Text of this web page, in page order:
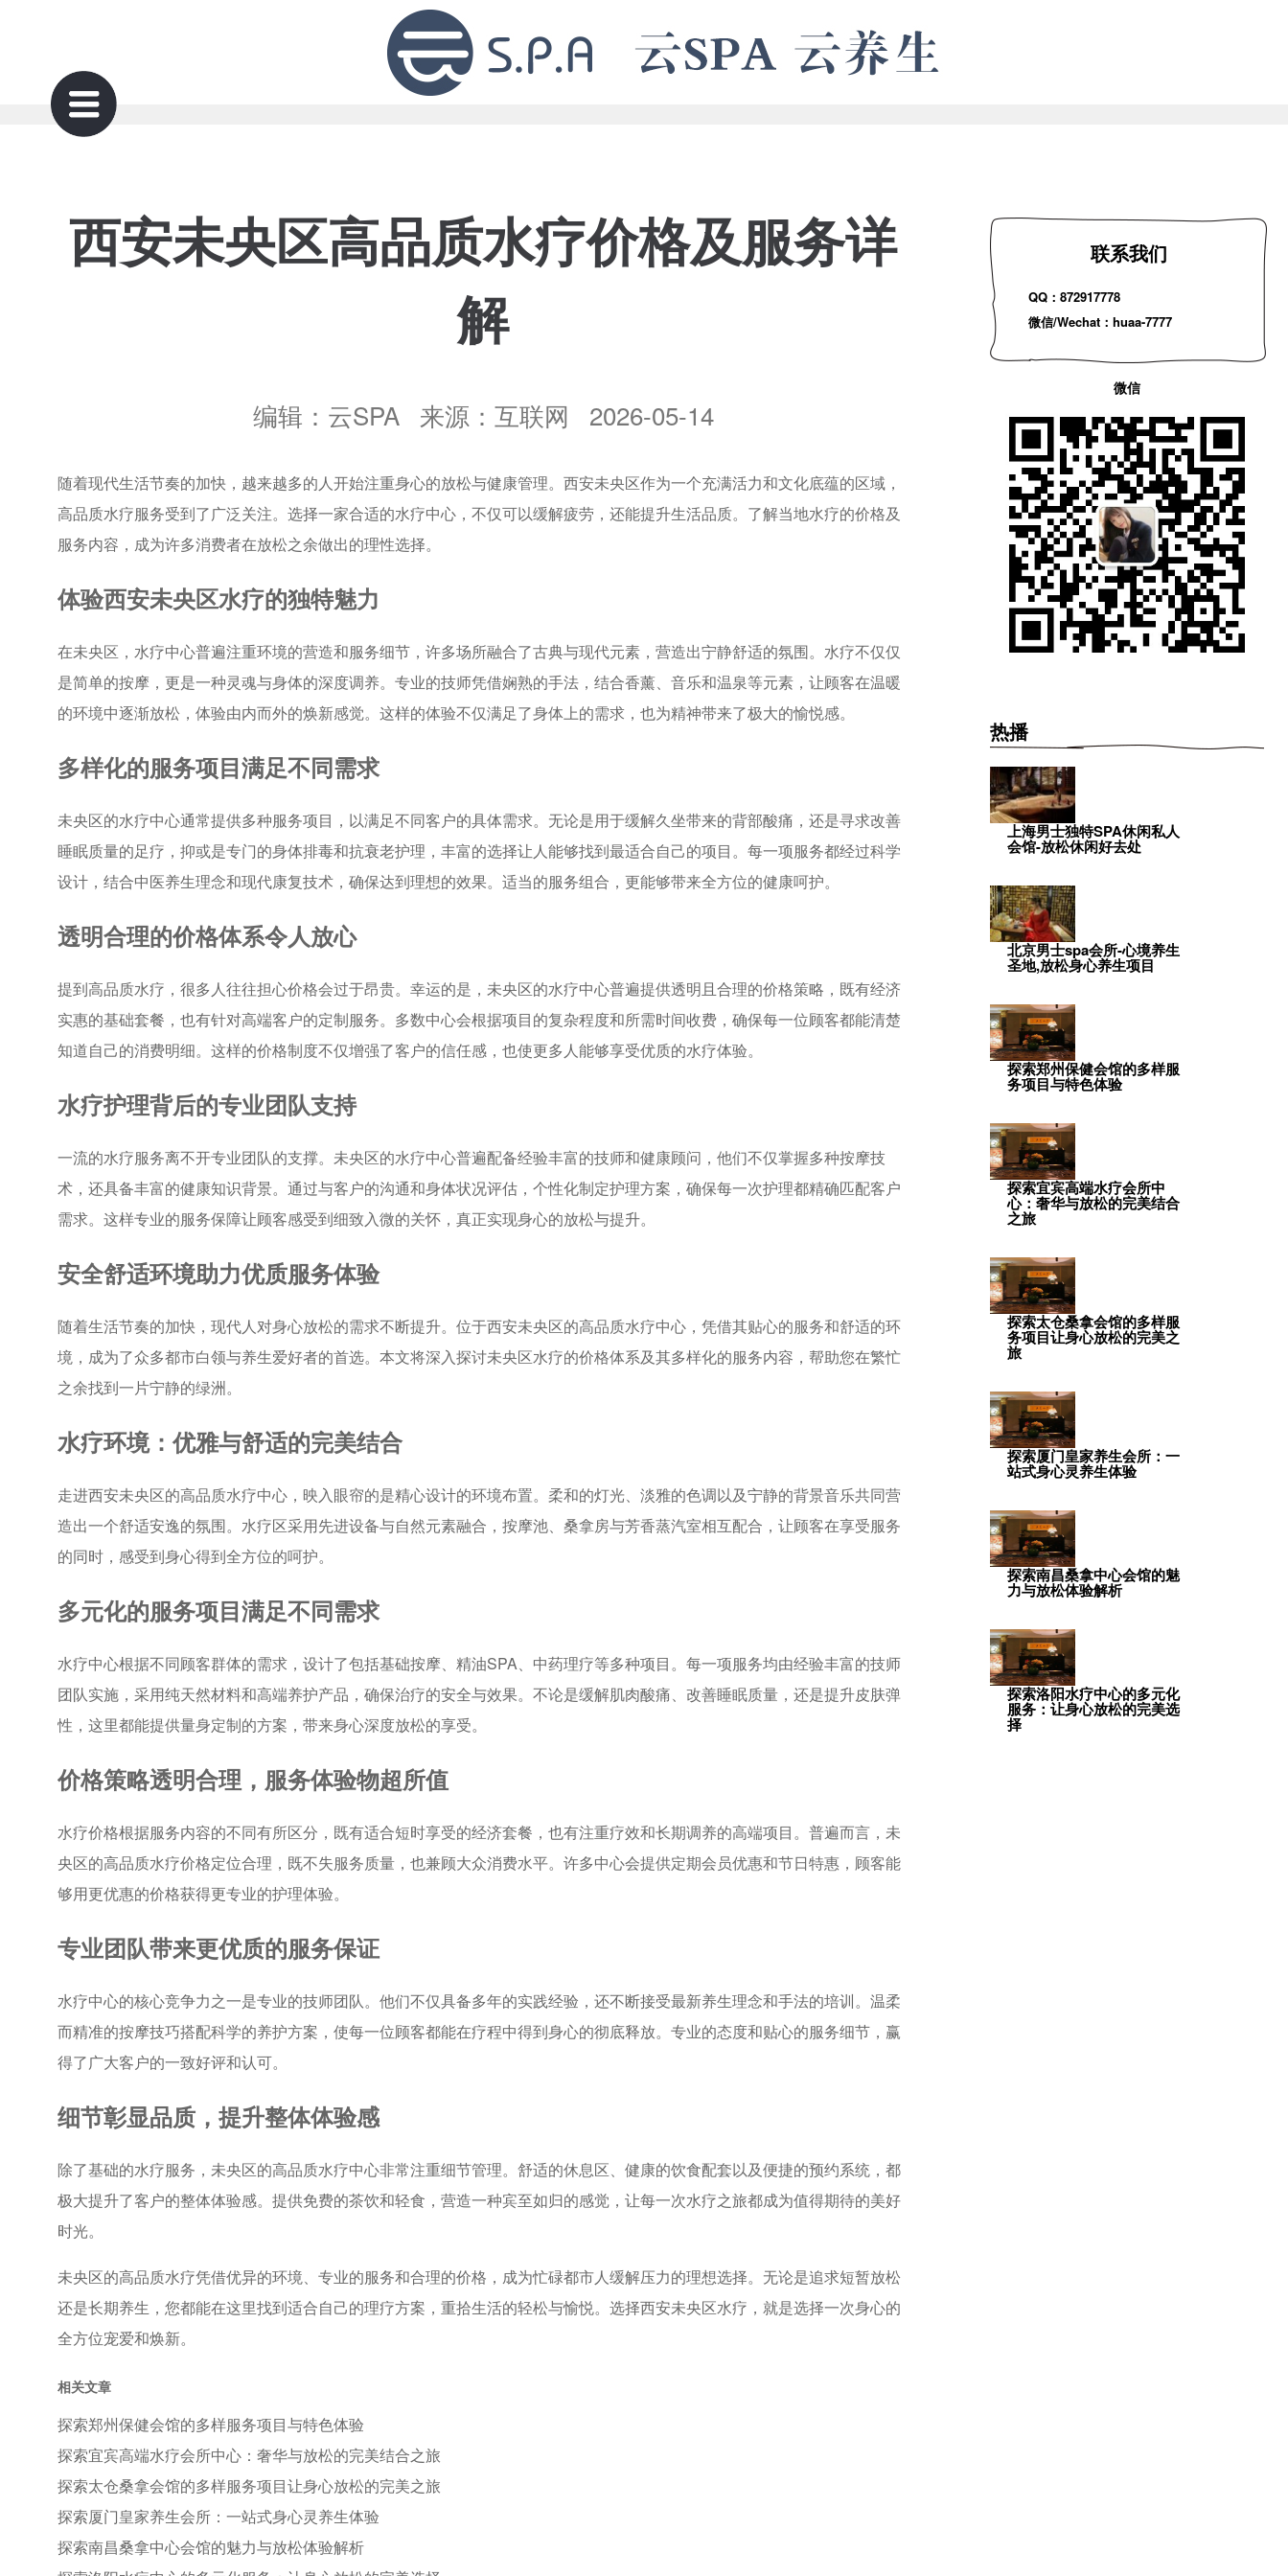
西安未央区高品质水疗价格及服务详
解
编辑：云SPA 来源：互联网 2026-05-14
随着现代生活节奏的加快，越来越多的人开始注重身心的放松与健康管理。西安未央区作为一个充满活力和文化底蕴的区域，
高品质水疗服务受到了广泛关注。选择一家合适的水疗中心，不仅可以缓解疲劳，还能提升生活品质。了解当地水疗的价格及
服务内容，成为许多消费者在放松之余做出的理性选择。
体验西安未央区水疗的独特魅力
在未央区，水疗中心普遍注重环境的营造和服务细节，许多场所融合了古典与现代元素，营造出宁静舒适的氛围。水疗不仅仅
是简单的按摩，更是一种灵魂与身体的深度调养。专业的技师凭借娴熟的手法，结合香薰、音乐和温泉等元素，让顾客在温暖
的环境中逐渐放松，体验由内而外的焕新感觉。这样的体验不仅满足了身体上的需求，也为精神带来了极大的愉悦感。
多样化的服务项目满足不同需求
未央区的水疗中心通常提供多种服务项目，以满足不同客户的具体需求。无论是用于缓解久坐带来的背部酸痛，还是寻求改善
睡眠质量的足疗，抑或是专门的身体排毒和抗衰老护理，丰富的选择让人能够找到最适合自己的项目。每一项服务都经过科学
设计，结合中医养生理念和现代康复技术，确保达到理想的效果。适当的服务组合，更能够带来全方位的健康呵护。
透明合理的价格体系令人放心
提到高品质水疗，很多人往往担心价格会过于昂贵。幸运的是，未央区的水疗中心普遍提供透明且合理的价格策略，既有经济
实惠的基础套餐，也有针对高端客户的定制服务。多数中心会根据项目的复杂程度和所需时间收费，确保每一位顾客都能清楚
知道自己的消费明细。这样的价格制度不仅增强了客户的信任感，也使更多人能够享受优质的水疗体验。
水疗护理背后的专业团队支持
一流的水疗服务离不开专业团队的支撑。未央区的水疗中心普遍配备经验丰富的技师和健康顾问，他们不仅掌握多种按摩技
术，还具备丰富的健康知识背景。通过与客户的沟通和身体状况评估，个性化制定护理方案，确保每一次护理都精确匹配客户
需求。这样专业的服务保障让顾客感受到细致入微的关怀，真正实现身心的放松与提升。
安全舒适环境助力优质服务体验
随着生活节奏的加快，现代人对身心放松的需求不断提升。位于西安未央区的高品质水疗中心，凭借其贴心的服务和舒适的环
境，成为了众多都市白领与养生爱好者的首选。本文将深入探讨未央区水疗的价格体系及其多样化的服务内容，帮助您在繁忙
之余找到一片宁静的绿洲。
水疗环境：优雅与舒适的完美结合
走进西安未央区的高品质水疗中心，映入眼帘的是精心设计的环境布置。柔和的灯光、淡雅的色调以及宁静的背景音乐共同营
造出一个舒适安逸的氛围。水疗区采用先进设备与自然元素融合，按摩池、桑拿房与芳香蒸汽室相互配合，让顾客在享受服务
的同时，感受到身心得到全方位的呵护。
多元化的服务项目满足不同需求
水疗中心根据不同顾客群体的需求，设计了包括基础按摩、精油SPA、中药理疗等多种项目。每一项服务均由经验丰富的技师
团队实施，采用纯天然材料和高端养护产品，确保治疗的安全与效果。不论是缓解肌肉酸痛、改善睡眠质量，还是提升皮肤弹
性，这里都能提供量身定制的方案，带来身心深度放松的享受。
价格策略透明合理，服务体验物超所值
水疗价格根据服务内容的不同有所区分，既有适合短时享受的经济套餐，也有注重疗效和长期调养的高端项目。普遍而言，未
央区的高品质水疗价格定位合理，既不失服务质量，也兼顾大众消费水平。许多中心会提供定期会员优惠和节日特惠，顾客能
够用更优惠的价格获得更专业的护理体验。
专业团队带来更优质的服务保证
水疗中心的核心竞争力之一是专业的技师团队。他们不仅具备多年的实践经验，还不断接受最新养生理念和手法的培训。温柔
而精准的按摩技巧搭配科学的养护方案，使每一位顾客都能在疗程中得到身心的彻底释放。专业的态度和贴心的服务细节，赢
得了广大客户的一致好评和认可。
细节彰显品质，提升整体体验感
除了基础的水疗服务，未央区的高品质水疗中心非常注重细节管理。舒适的休息区、健康的饮食配套以及便捷的预约系统，都
极大提升了客户的整体体验感。提供免费的茶饮和轻食，营造一种宾至如归的感觉，让每一次水疗之旅都成为值得期待的美好
时光。
未央区的高品质水疗凭借优异的环境、专业的服务和合理的价格，成为忙碌都市人缓解压力的理想选择。无论是追求短暂放松
还是长期养生，您都能在这里找到适合自己的理疗方案，重拾生活的轻松与愉悦。选择西安未央区水疗，就是选择一次身心的
全方位宠爱和焕新。
相关文章
探索郑州保健会馆的多样服务项目与特色体验
探索宜宾高端水疗会所中心：奢华与放松的完美结合之旅
探索太仓桑拿会馆的多样服务项目让身心放松的完美之旅
探索厦门皇家养生会所：一站式身心灵养生体验
探索南昌桑拿中心会馆的魅力与放松体验解析
联系我们
QQ：872917778
微信/Wechat：huaa-7777
微信
热播
上海男士独特SPA休闲私人
会馆-放松休闲好去处
北京男士spa会所-心境养生
圣地,放松身心养生项目
探索郑州保健会馆的多样服
务项目与特色体验
探索宜宾高端水疗会所中
心：奢华与放松的完美结合
之旅
探索太仓桑拿会馆的多样服
务项目让身心放松的完美之
旅
探索厦门皇家养生会所：一
站式身心灵养生体验
探索南昌桑拿中心会馆的魅
力与放松体验解析
探索洛阳水疗中心的多元化
服务：让身心放松的完美选
择